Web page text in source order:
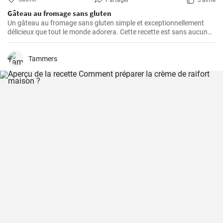
Gâteau au fromage sans gluten
Un gâteau au fromage sans gluten simple et exceptionnellement
délicieux que tout le monde adorera. Cette recette est sans aucun
doute le meilleur gâteau au fromage sans gluten que vous ayez
Tammers